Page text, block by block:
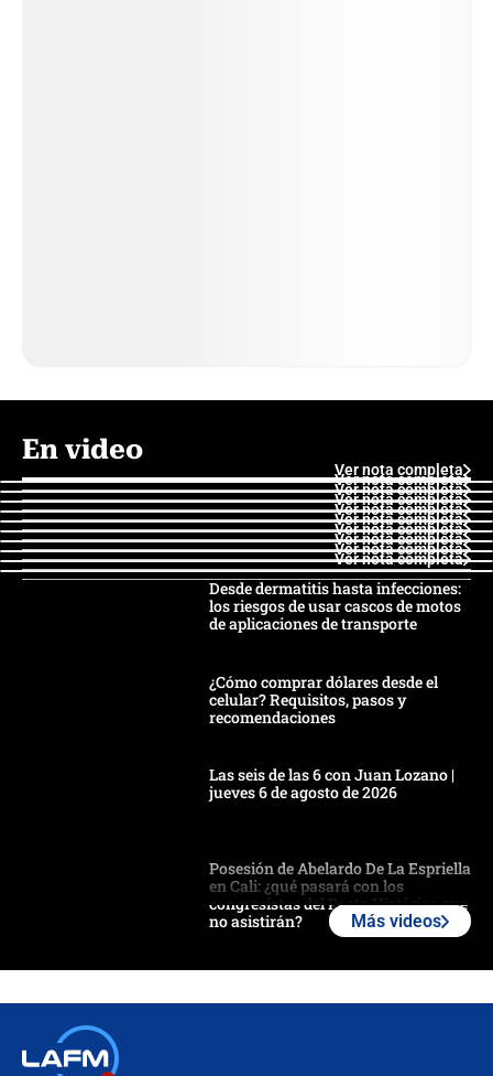
En video
Ver nota completa
Ver nota completa
Ver nota completa
Ver nota completa
Ver nota completa
Ver nota completa
Ver nota completa
Ver nota completa
Ver nota completa
Ver nota completa
Desde dermatitis hasta infecciones:
los riesgos de usar cascos de motos
de aplicaciones de transporte
¿Cómo comprar dólares desde el
celular? Requisitos, pasos y
recomendaciones
Las seis de las 6 con Juan Lozano |
jueves 6 de agosto de 2026
Posesión de Abelardo De La Espriella
en Cali: ¿qué pasará con los
congresistas del Pacto Histórico que
no asistirán?
Más videos